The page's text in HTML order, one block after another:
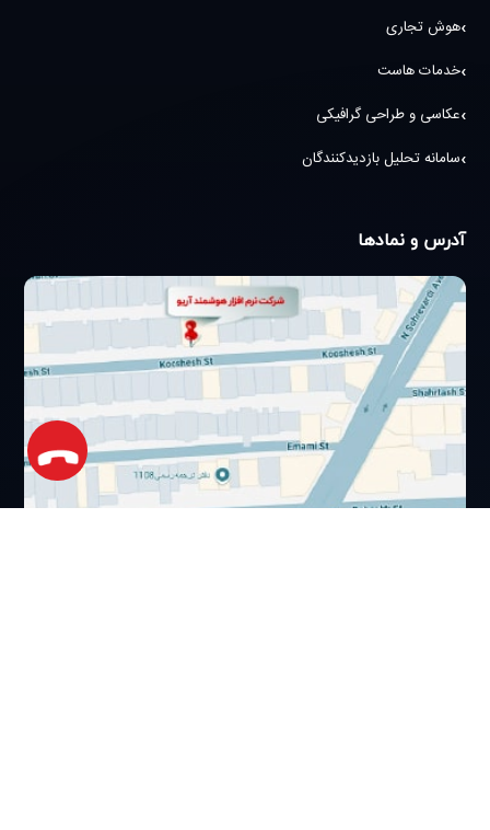
هوش تجاری
خدمات هاست
عکاسی و طراحی گرافیکی
سامانه تحلیل بازدیدکنندگان
آدرس و نمادها